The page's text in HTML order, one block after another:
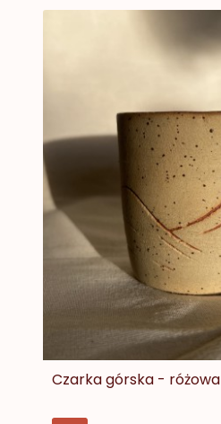
Czarka górska - różowa